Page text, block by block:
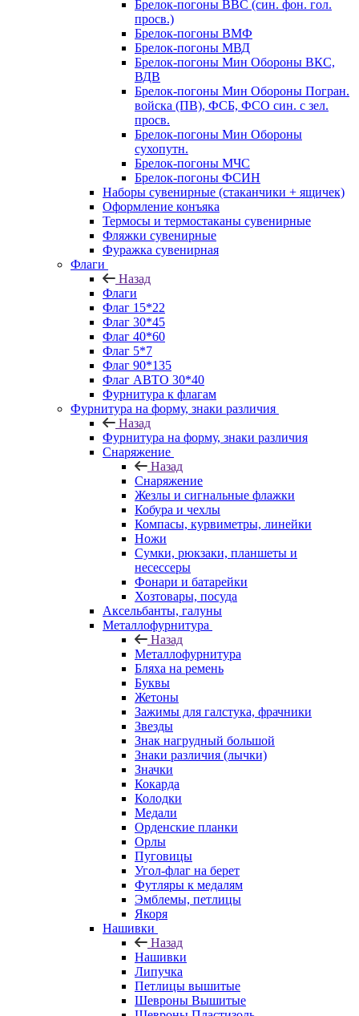
Брелок-погоны ВВС (син. фон. гол.
просв.)
Брелок-погоны ВМФ
Брелок-погоны МВД
Брелок-погоны Мин Обороны ВКС,
ВДВ
Брелок-погоны Мин Обороны Погран.
войска (ПВ), ФСБ, ФСО син. с зел.
просв.
Брелок-погоны Мин Обороны
сухопутн.
Брелок-погоны МЧС
Брелок-погоны ФСИН
Наборы сувенирные (стаканчики + ящичек)
Оформление конъяка
Термосы и термостаканы сувенирные
Фляжки сувенирные
Фуражка сувенирная
Флаги
Назад
Флаги
Флаг 15*22
Флаг 30*45
Флаг 40*60
Флаг 5*7
Флаг 90*135
Флаг АВТО 30*40
Фурнитура к флагам
Фурнитура на форму, знаки различия
Назад
Фурнитура на форму, знаки различия
Снаряжение
Назад
Снаряжение
Жезлы и сигнальные флажки
Кобура и чехлы
Компасы, курвиметры, линейки
Ножи
Сумки, рюкзаки, планшеты и
несессеры
Фонари и батарейки
Хозтовары, посуда
Аксельбанты, галуны
Металлофурнитура
Назад
Металлофурнитура
Бляха на ремень
Буквы
Жетоны
Зажимы для галстука, фрачники
Звезды
Знак нагрудный большой
Знаки различия (лычки)
Значки
Кокарда
Колодки
Медали
Орденские планки
Орлы
Пуговицы
Угол-флаг на берет
Футляры к медалям
Эмблемы, петлицы
Якоря
Нашивки
Назад
Нашивки
Липучка
Петлицы вышитые
Шевроны Вышитые